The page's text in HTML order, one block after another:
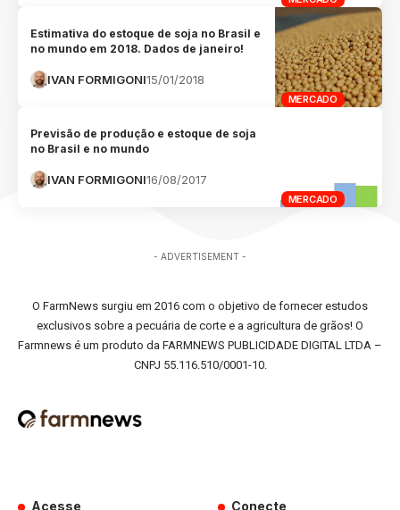
MERCADO
Estimativa do estoque de soja no Brasil e
no mundo em 2018. Dados de janeiro!
IVAN FORMIGONI15/01/2018
MERCADO
Previsão de produção e estoque de soja
no Brasil e no mundo
IVAN FORMIGONI16/08/2017
- ADVERTISEMENT -
O FarmNews surgiu em 2016 com o objetivo de fornecer estudos
exclusivos sobre a pecuária de corte e a agricultura de grãos! O
Farmnews é um produto da FARMNEWS PUBLICIDADE DIGITAL LTDA –
CNPJ 55.116.510/0001-10.
Acesse Conecte